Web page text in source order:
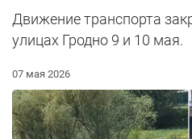
Движение транспорта
улицах Гродно 9 и 10 мая.
07 мая 2026